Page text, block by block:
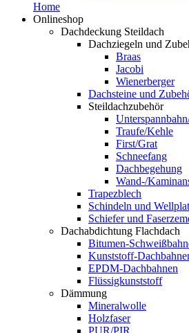
Home
Onlineshop
Dachdeckung Steildach
Dachziegeln und
Braas
Jacobi
Wienerberger
Dachsteine und
Steildachzubehör
Traufe/Kehle
First/Grat
Schneefang
Dachbegehung
Wand-/
Trapezblech
Schindeln und
Schiefer und
Dachabdichtung Flachdach
Bitumen-
Kunststoff-
EPDM-Dachbahnen
Flüssigkunststoff
Dämmung
Mineralwolle
Holzfaser
PUR/PIR